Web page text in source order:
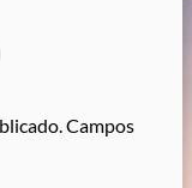
Campos